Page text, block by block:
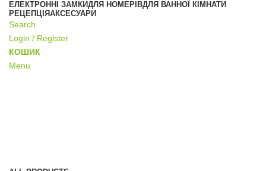
ЕЛЕКТРОННІ ЗАМКИДЛЯ НОМЕРІВДЛЯ ВАННОЇ КІМНАТИ
РЕЦЕПЦІЯАКСЕСУАРИ
Search
Login / Register
КОШИК
Menu